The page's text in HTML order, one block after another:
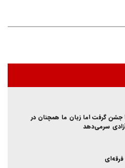
جشن گرفت اما زبان ما همچنان در
سر‌می‌دهد